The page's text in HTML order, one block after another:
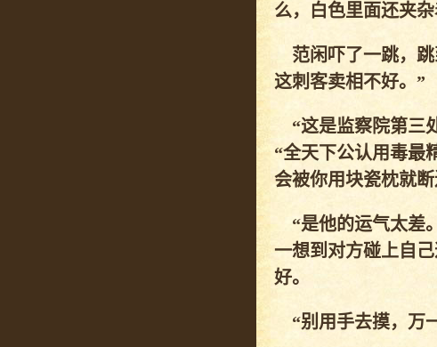
么，白色里面还夹
范闲吓了一跳，跳
这刺客卖相不好。”
“这是监察院第三
“全天下公认用毒最
会被你用块瓷枕就
“是他的运气太差
一想到对方碰上自
好。
“别用手去摸，万